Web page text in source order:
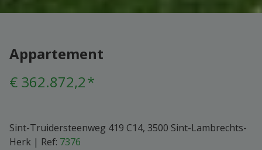
Appartement
€ 362.872,2*
Sint-Truidersteenweg 419 C14, 3500 Sint-Lambrechts-
Herk | Ref: 7376